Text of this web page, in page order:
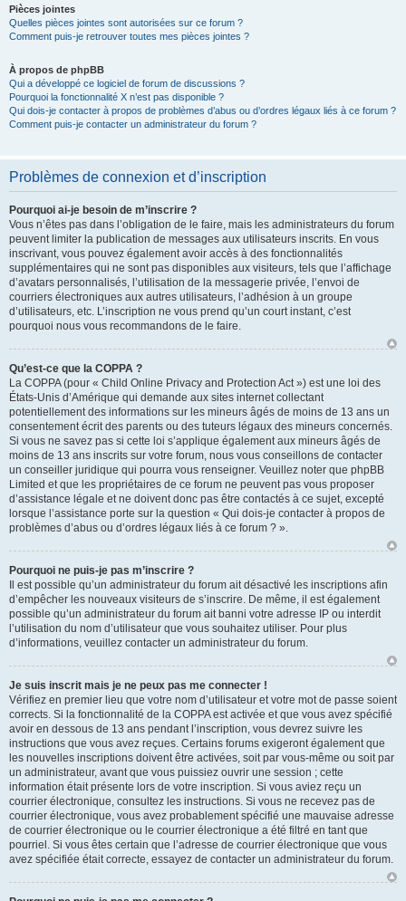
Pièces jointes
Quelles pièces jointes sont autorisées sur ce forum ?
Comment puis-je retrouver toutes mes pièces jointes ?
À propos de phpBB
Qui a développé ce logiciel de forum de discussions ?
Pourquoi la fonctionnalité X n’est pas disponible ?
Qui dois-je contacter à propos de problèmes d’abus ou d’ordres légaux liés à ce forum ?
Comment puis-je contacter un administrateur du forum ?
Problèmes de connexion et d’inscription
Pourquoi ai-je besoin de m’inscrire ?
Vous n’êtes pas dans l’obligation de le faire, mais les administrateurs du forum
peuvent limiter la publication de messages aux utilisateurs inscrits. En vous
inscrivant, vous pouvez également avoir accès à des fonctionnalités
supplémentaires qui ne sont pas disponibles aux visiteurs, tels que l’affichage
d’avatars personnalisés, l’utilisation de la messagerie privée, l’envoi de
courriers électroniques aux autres utilisateurs, l’adhésion à un groupe
d’utilisateurs, etc. L’inscription ne vous prend qu’un court instant, c’est
pourquoi nous vous recommandons de le faire.
Qu’est-ce que la COPPA ?
La COPPA (pour « Child Online Privacy and Protection Act ») est une loi des
États-Unis d’Amérique qui demande aux sites internet collectant
potentiellement des informations sur les mineurs âgés de moins de 13 ans un
consentement écrit des parents ou des tuteurs légaux des mineurs concernés.
Si vous ne savez pas si cette loi s’applique également aux mineurs âgés de
moins de 13 ans inscrits sur votre forum, nous vous conseillons de contacter
un conseiller juridique qui pourra vous renseigner. Veuillez noter que phpBB
Limited et que les propriétaires de ce forum ne peuvent pas vous proposer
d’assistance légale et ne doivent donc pas être contactés à ce sujet, excepté
lorsque l’assistance porte sur la question « Qui dois-je contacter à propos de
problèmes d’abus ou d’ordres légaux liés à ce forum ? ».
Pourquoi ne puis-je pas m’inscrire ?
Il est possible qu’un administrateur du forum ait désactivé les inscriptions afin
d’empêcher les nouveaux visiteurs de s’inscrire. De même, il est également
possible qu’un administrateur du forum ait banni votre adresse IP ou interdit
l’utilisation du nom d’utilisateur que vous souhaitez utiliser. Pour plus
d’informations, veuillez contacter un administrateur du forum.
Je suis inscrit mais je ne peux pas me connecter !
Vérifiez en premier lieu que votre nom d’utilisateur et votre mot de passe soient
corrects. Si la fonctionnalité de la COPPA est activée et que vous avez spécifié
avoir en dessous de 13 ans pendant l’inscription, vous devrez suivre les
instructions que vous avez reçues. Certains forums exigeront également que
les nouvelles inscriptions doivent être activées, soit par vous-même ou soit par
un administrateur, avant que vous puissiez ouvrir une session ; cette
information était présente lors de votre inscription. Si vous aviez reçu un
courrier électronique, consultez les instructions. Si vous ne recevez pas de
courrier électronique, vous avez probablement spécifié une mauvaise adresse
de courrier électronique ou le courrier électronique a été filtré en tant que
pourriel. Si vous êtes certain que l’adresse de courrier électronique que vous
avez spécifiée était correcte, essayez de contacter un administrateur du forum.